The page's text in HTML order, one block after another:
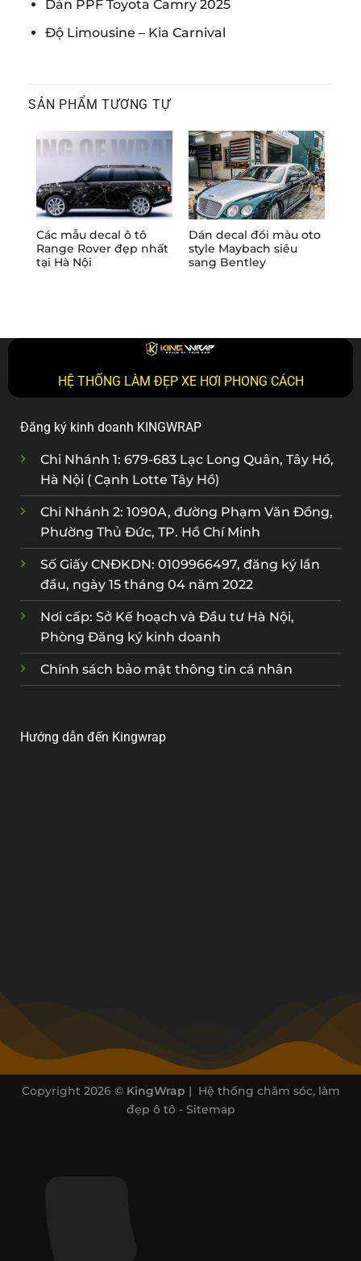
Dán PPF Toyota Camry 2025
Độ Limousine – Kia Carnival
SẢN PHẨM TƯƠNG TỰ
Các mẫu decal ô tô
Range Rover đẹp nhất
tại Hà Nội
Dán decal đổi màu oto
style Maybach siêu
sang Bentley
HỆ THỐNG LÀM ĐẸP XE HƠI PHONG CÁCH
Đăng ký kinh doanh KINGWRAP
Chi Nhánh 1: 679-683 Lạc Long Quân, Tây Hồ,
Hà Nội ( Cạnh Lotte Tây Hồ)
Chi Nhánh 2: 1090A, đường Phạm Văn Đồng,
Phường Thủ Đức, TP. Hồ Chí Minh
Số Giấy CNĐKDN: 0109966497, đăng ký lần
đầu, ngày 15 tháng 04 năm 2022
Nơi cấp: Sở Kế hoạch và Đầu tư Hà Nội,
Phòng Đăng ký kinh doanh
Chính sách bảo mật thông tin cá nhân
Hướng dẫn đến Kingwrap
Copyright 2026 © KingWrap | Hệ thống chăm sóc, làm
đẹp ô tô - Sitemap